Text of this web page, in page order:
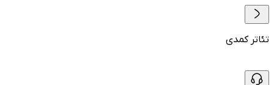
تئاتر کمدی